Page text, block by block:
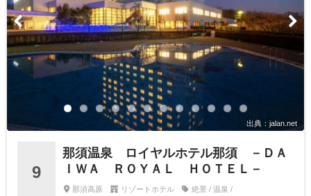
出典：jalan.net
9
那須温泉 ロイヤルホテル那須 －ＤＡ
ＩＷＡ ＲＯＹＡＬ ＨＯＴＥＬ－
那須高原 リゾートホテル 絶景 / 温泉 /